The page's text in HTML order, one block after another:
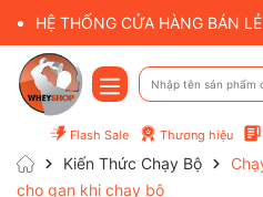
HỆ THỐNG CỬA HÀNG BÁN
Flash Sale Thương hiệu
Kiến Thức Chạy Bộ
cho gan khi chạy bộ